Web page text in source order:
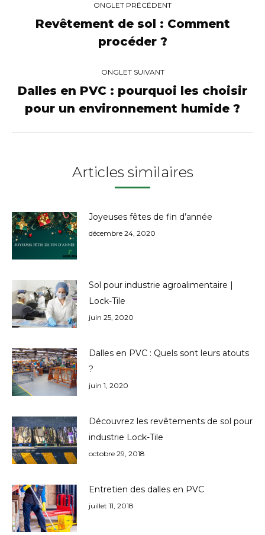
commentaire
ONGLET PRÉCÉDENT
précédent
Revêtement de sol : Comment
procéder ?
ONGLET SUIVANT
Onglet
suivant
Dalles en PVC : pourquoi les choisir
pour un environnement humide ?
Articles similaires
Joyeuses fêtes de fin d’année
décembre 24, 2020
Sol pour industrie agroalimentaire |
Lock-Tile
juin 25, 2020
Dalles en PVC : Quels sont leurs atouts
?
juin 1, 2020
Découvrez les revêtements de sol pour
industrie Lock-Tile
octobre 29, 2018
Entretien des dalles en PVC
juillet 11, 2018